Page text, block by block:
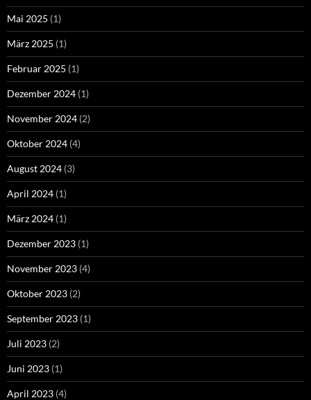
Mai 2025 (1)
März 2025 (1)
Februar 2025 (1)
Dezember 2024 (1)
November 2024 (2)
Oktober 2024 (4)
August 2024 (3)
April 2024 (1)
März 2024 (1)
Dezember 2023 (1)
November 2023 (4)
Oktober 2023 (2)
September 2023 (1)
Juli 2023 (2)
Juni 2023 (1)
April 2023 (4)